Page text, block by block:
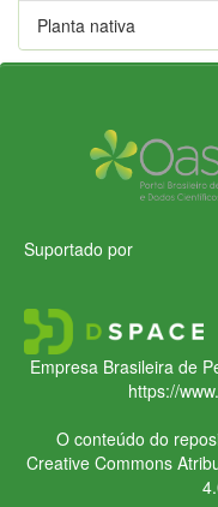
Planta nativa
Suportado por
Empresa Brasileira de
https://
O conteúdo do
Creative Commons